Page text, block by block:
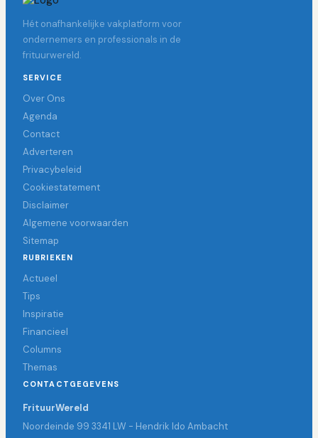
Hét onafhankelijke vakplatform voor
ondernemers en professionals in de
frituurwereld.
SERVICE
Over Ons
Agenda
Contact
Adverteren
Privacybeleid
Cookiestatement
Disclaimer
Algemene voorwaarden
Sitemap
RUBRIEKEN
Actueel
Tips
Inspiratie
Financieel
Columns
Themas
CONTACTGEGEVENS
FrituurWereld
Noordeinde 99 3341 LW - Hendrik Ido Ambacht